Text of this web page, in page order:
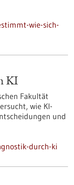
wie-sich-
KI
Fakultät
wie KI-
und
durch-ki